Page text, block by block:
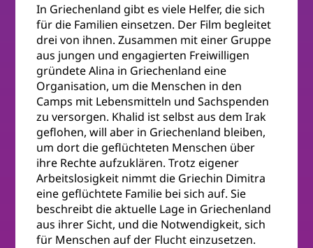
In Griechenland gibt es viele Helfer, die sich
für die Familien einsetzen. Der Film begleitet
drei von ihnen. Zusammen mit einer Gruppe
aus jungen und engagierten Freiwilligen
gründete Alina in Griechenland eine
Organisation, um die Menschen in den
Camps mit Lebensmitteln und Sachspenden
zu versorgen. Khalid ist selbst aus dem Irak
geflohen, will aber in Griechenland bleiben,
um dort die geflüchteten Menschen über
ihre Rechte aufzuklären. Trotz eigener
Arbeitslosigkeit nimmt die Griechin Dimitra
eine geflüchtete Familie bei sich auf. Sie
beschreibt die aktuelle Lage in Griechenland
aus ihrer Sicht, und die Notwendigkeit, sich
für Menschen auf der Flucht einzusetzen.